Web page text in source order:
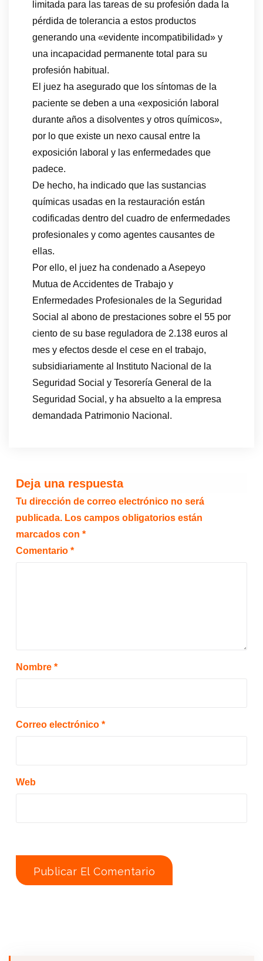
limitada para las tareas de su profesión dada la
pérdida de tolerancia a estos productos
generando una «evidente incompatibilidad» y
una incapacidad permanente total para su
profesión habitual.
El juez ha asegurado que los síntomas de la
paciente se deben a una «exposición laboral
durante años a disolventes y otros químicos»,
por lo que existe un nexo causal entre la
exposición laboral y las enfermedades que
padece.
De hecho, ha indicado que las sustancias
químicas usadas en la restauración están
codificadas dentro del cuadro de enfermedades
profesionales y como agentes causantes de
ellas.
Por ello, el juez ha condenado a Asepeyo
Mutua de Accidentes de Trabajo y
Enfermedades Profesionales de la Seguridad
Social al abono de prestaciones sobre el 55 por
ciento de su base reguladora de 2.138 euros al
mes y efectos desde el cese en el trabajo,
subsidiariamente al Instituto Nacional de la
Seguridad Social y Tesorería General de la
Seguridad Social, y ha absuelto a la empresa
demandada Patrimonio Nacional.
Deja una respuesta
Tu dirección de correo electrónico no será
publicada. Los campos obligatorios están
marcados con *
Comentario *
Nombre *
Correo electrónico *
Web